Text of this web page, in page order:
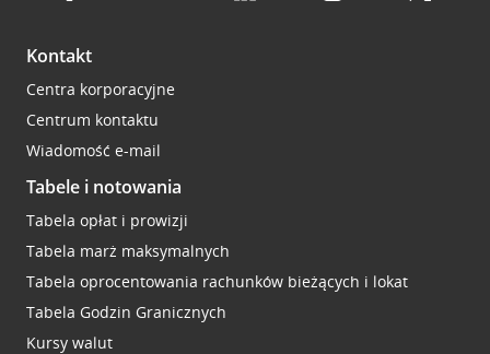
Kontakt
Centra korporacyjne
Centrum kontaktu
Wiadomość e-mail
Tabele i notowania
Tabela opłat i prowizji
Tabela marż maksymalnych
Tabela oprocentowania rachunków bieżących i lokat
Tabela Godzin Granicznych
Kursy walut